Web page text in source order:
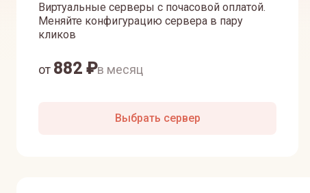
Виртуальные серверы с почасовой оплатой.
Меняйте конфигурацию сервера в пару
кликов
от 882 ₽в месяц
Выбрать сервер